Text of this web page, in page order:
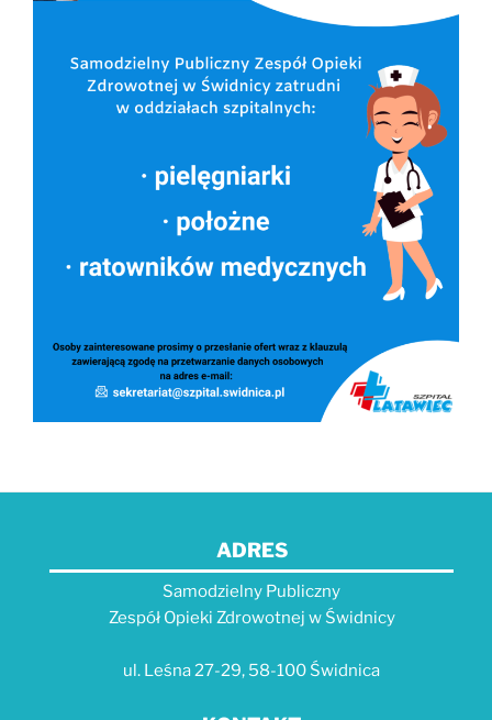
ADRES
Samodzielny Publiczny
Zespół Opieki Zdrowotnej w Świdnicy
ul. Leśna 27-29, 58-100 Świdnica